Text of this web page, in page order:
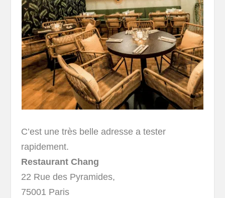
C’est une très belle adresse a tester
rapidement.
Restaurant Chang
22 Rue des Pyramides,
75001 Paris